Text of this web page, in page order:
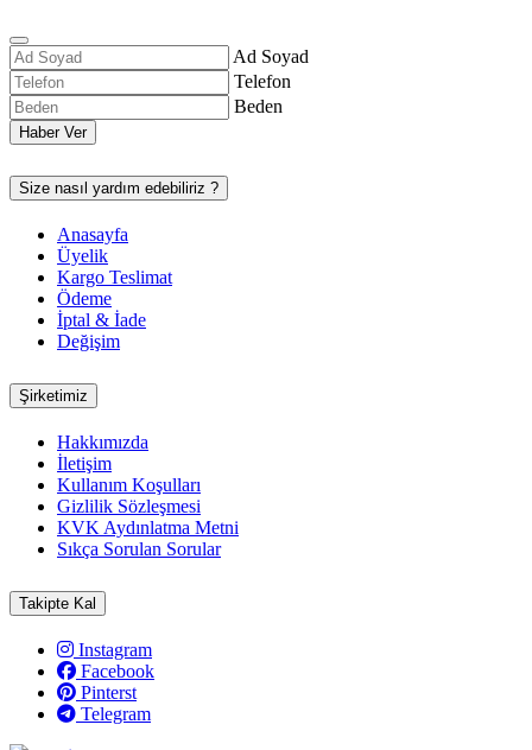
Ad Soyad
Telefon
Beden
Haber Ver
Size nasıl yardım edebiliriz ?
Anasayfa
Üyelik
Kargo Teslimat
Ödeme
İptal & İade
Değişim
Şirketimiz
Hakkımızda
İletişim
Kullanım Koşulları
Gizlilik Sözleşmesi
KVK Aydınlatma Metni
Sıkça Sorulan Sorular
Takipte Kal
Instagram
Facebook
Pinterst
Telegram